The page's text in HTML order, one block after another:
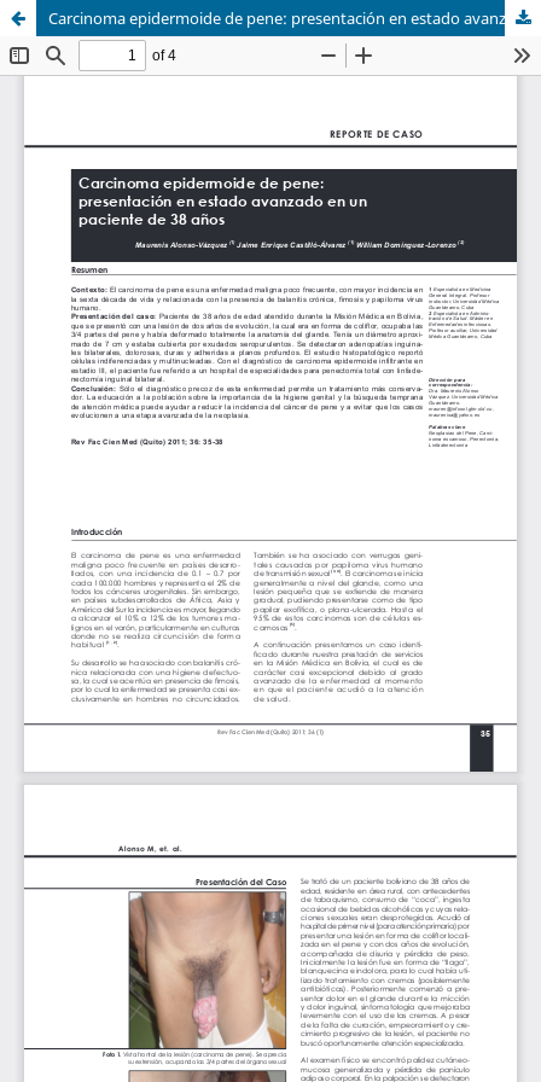
Carcinoma epidermoide de pene: presentación en estado avanzado en un paciente de 38 años